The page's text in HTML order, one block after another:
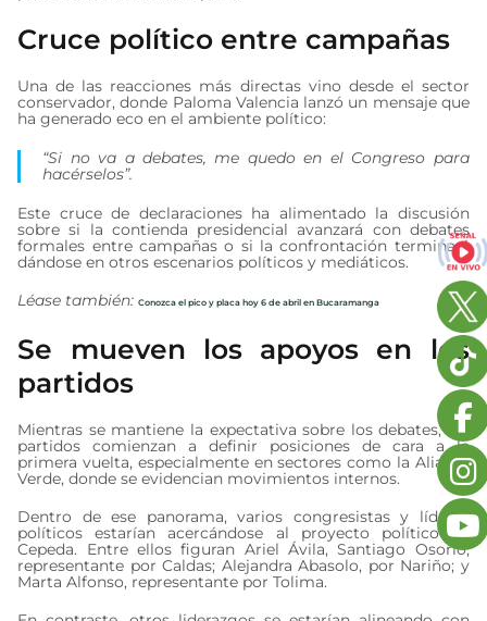
Cruce político entre campañas
Una de las reacciones más directas vino desde el sector
conservador, donde Paloma Valencia lanzó un mensaje que
ha generado eco en el ambiente político:
“Si no va a debates, me quedo en el Congreso para
hacérselos”.
Este cruce de declaraciones ha alimentado la discusión
sobre si la contienda presidencial avanzará con debates
formales entre campañas o si la confrontación terminará
dándose en otros escenarios políticos y mediáticos.
Léase también:Conozca el pico y placa hoy 6 de abril en Bucaramanga
Se mueven los apoyos en los
partidos
Mientras se mantiene la expectativa sobre los debates, los
partidos comienzan a definir posiciones de cara a la
primera vuelta, especialmente en sectores como la Alianza
Verde, donde se evidencian movimientos internos.
Dentro de ese panorama, varios congresistas y líderes
políticos estarían acercándose al proyecto político de
Cepeda. Entre ellos figuran Ariel Ávila, Santiago Osorio,
representante por Caldas; Alejandra Abasolo, por Nariño; y
Marta Alfonso, representante por Tolima.